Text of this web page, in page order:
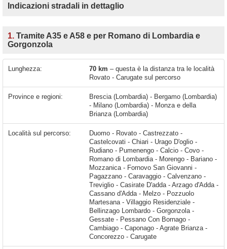
Indicazioni stradali in dettaglio
1. Tramite A35 e A58 e per Romano di Lombardia e
Gorgonzola
Lunghezza: 70 km – questa è la distanza tra le località
Rovato - Carugate sul percorso
Province e regioni:
Brescia (Lombardia) - Bergamo (Lombardia)
- Milano (Lombardia) - Monza e della
Brianza (Lombardia)
Località sul percorso:
Duomo - Rovato - Castrezzato -
Castelcovati - Chiari - Urago D'oglio -
Rudiano - Pumenengo - Calcio - Covo -
Romano di Lombardia - Morengo - Bariano -
Mozzanica - Fornovo San Giovanni -
Pagazzano - Caravaggio - Calvenzano -
Treviglio - Casirate D'adda - Arzago d'Adda -
Cassano d'Adda - Melzo - Pozzuolo
Martesana - Villaggio Residenziale -
Bellinzago Lombardo - Gorgonzola -
Gessate - Pessano Con Bornago -
Cambiago - Caponago - Agrate Brianza -
Concorezzo - Carugate